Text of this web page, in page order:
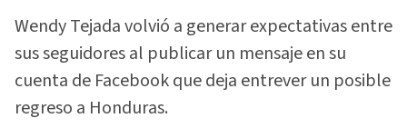
Wendy Tejada volvió a generar expectativas entre
sus seguidores al publicar un mensaje en su
cuenta de Facebook que deja entrever un posible
regreso a Honduras.